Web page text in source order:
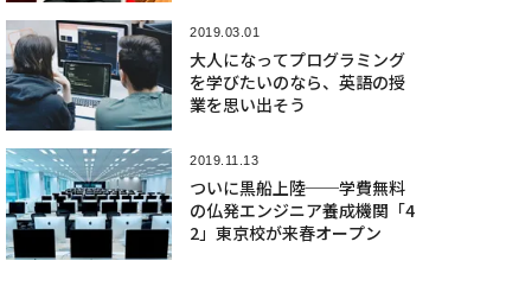
2019.03.01
大人になってプログラミング
を学びたいのなら、英語の授
業を思い出そう
2019.11.13
ついに黒船上陸──学費無料
の仏発エンジニア養成機関「4
2」東京校が来春オープン